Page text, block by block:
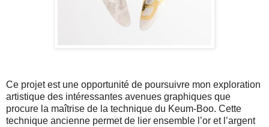
Ce projet est une opportunité de poursuivre mon exploration
artistique des intéressantes avenues graphiques que
procure la maîtrise de la technique du Keum-Boo. Cette
technique ancienne permet de lier ensemble l’or et l’argent